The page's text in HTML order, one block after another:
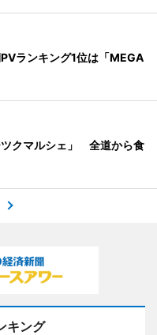
ランキング1位は「MEGA
クマルシェ」 全道から食
キング